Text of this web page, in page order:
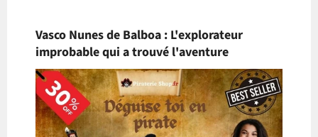
Vasco Nunes de Balboa : L'explorateur
improbable qui a trouvé l'aventure